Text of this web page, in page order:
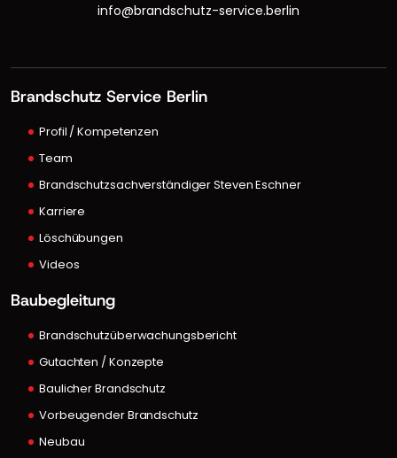
info@brandschutz-service.berlin
Brandschutz Service Berlin
Profil / Kompetenzen
Team
Brandschutzsachverständiger Steven Eschner
Karriere
Löschübungen
Videos
Baubegleitung
Brandschutzüberwachungsbericht
Gutachten / Konzepte
Baulicher Brandschutz
Vorbeugender Brandschutz
Neubau